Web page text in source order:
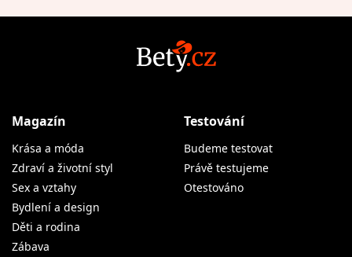
Magazín
Krása a móda
Zdraví a životní styl
Sex a vztahy
Bydlení a design
Děti a rodina
Zábava
Testování
Budeme testovat
Právě testujeme
Otestováno